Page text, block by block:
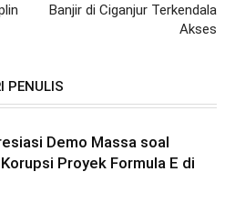
Banjir di Ciganjur Terkendala
Akses
PENULIS
Demo Massa soal
Proyek Formula E di